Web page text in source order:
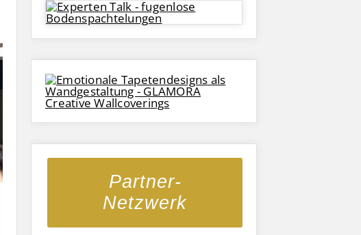
Partner-
Netzwerk